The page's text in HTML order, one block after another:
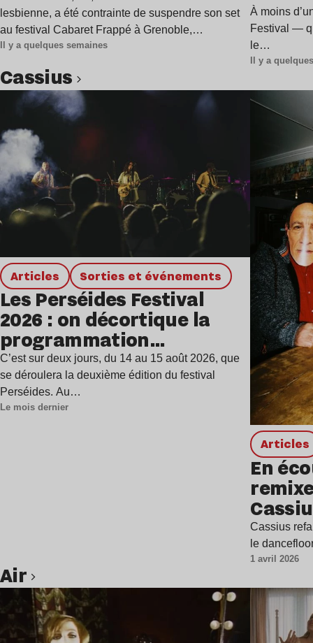
lesbienne, a été contrainte de suspendre son set
au festival Cabaret Frappé à Grenoble,…
Il y a quelques semaines
À moins
Festival —
le…
Il y a
Cassius
Articles Sorties et événements
Les Perséides Festival
2026 : on décortique la
programmation
étincelante
C’est sur deux jours, du 14 au 15 août 2026, que
se déroulera la deuxième édition du festival
Perséides. Au…
Le mois dernier
Articles
En
Cassius
le
1 avril 2026
Lire l’article
Air
Lire l’article